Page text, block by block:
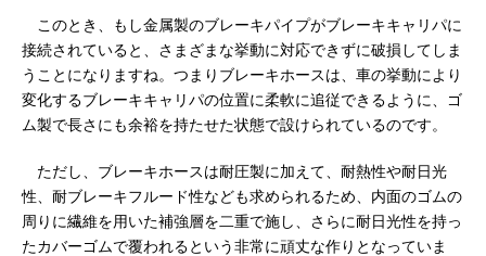
このとき、もし金属製のブレーキパイプがブレーキキャリパに
接続されていると、さまざまな挙動に対応できずに破損してしま
うことになりますね。つまりブレーキホースは、車の挙動により
変化するブレーキキャリパの位置に柔軟に追従できるように、ゴ
ム製で長さにも余裕を持たせた状態で設けられているのです。
ただし、ブレーキホースは耐圧製に加えて、耐熱性や耐日光
性、耐ブレーキフルード性なども求められるため、内面のゴムの
周りに繊維を用いた補強層を二重で施し、さらに耐日光性を持っ
たカバーゴムで覆われるという非常に頑丈な作りとなっていま